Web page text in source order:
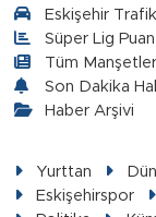
Eskişehir
Süper Lig
Tüm Manşetler
Son Dakika
Haber Arşivi
Yurttan
Eskişehirspor